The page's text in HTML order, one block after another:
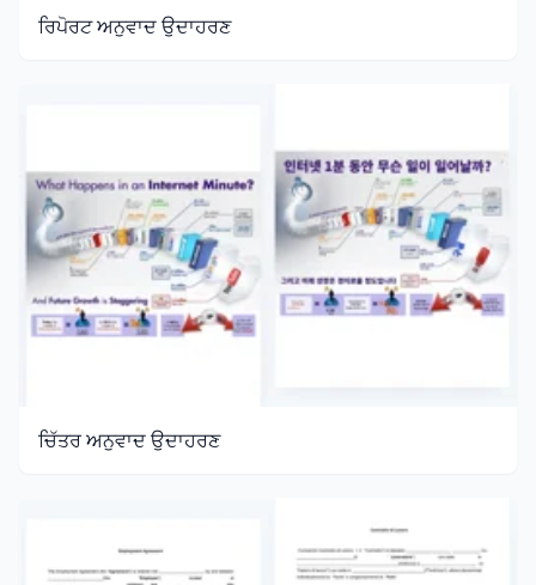
ਰਿਪੋਰਟ ਅਨੁਵਾਦ ਉਦਾਹਰਣ
ਚਿੱਤਰ ਅਨੁਵਾਦ ਉਦਾਹਰਣ